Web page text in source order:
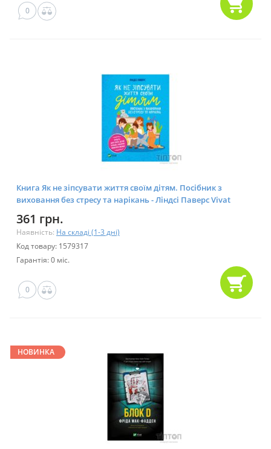
0
Книга Як не зіпсувати життя своїм дітям. Посібник з
виховання без стресу та нарікань - Ліндсі Паверс Vivat
361 грн.
Наявність: На складі (1-3 дні)
Код товару: 1579317
Гарантія: 0 міс.
0
НОВИНКА